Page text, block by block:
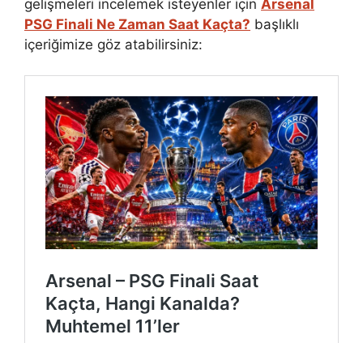
gelişmeleri incelemek isteyenler için Arsenal
PSG Finali Ne Zaman Saat Kaçta? başlıklı
içeriğimize göz atabilirsiniz: